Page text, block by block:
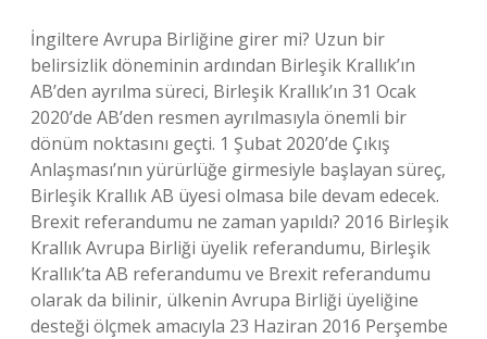
İngiltere Avrupa Birliğine girer mi? Uzun bir
belirsizlik döneminin ardından Birleşik Krallık’ın
AB’den ayrılma süreci, Birleşik Krallık’ın 31 Ocak
2020’de AB’den resmen ayrılmasıyla önemli bir
dönüm noktasını geçti. 1 Şubat 2020’de Çıkış
Anlaşması’nın yürürlüğe girmesiyle başlayan süreç,
Birleşik Krallık AB üyesi olmasa bile devam edecek.
Brexit referandumu ne zaman yapıldı? 2016 Birleşik
Krallık Avrupa Birliği üyelik referandumu, Birleşik
Krallık’ta AB referandumu ve Brexit referandumu
olarak da bilinir, ülkenin Avrupa Birliği üyeliğine
desteği ölçmek amacıyla 23 Haziran 2016 Perşembe